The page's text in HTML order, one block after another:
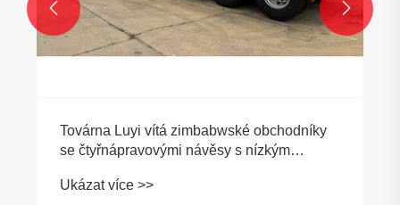
Továrna Luyi vítá zimbabwské obchodníky
se čtyřnápravovými návěsy s nízkým
spolupráce
Ukázat více >>
 